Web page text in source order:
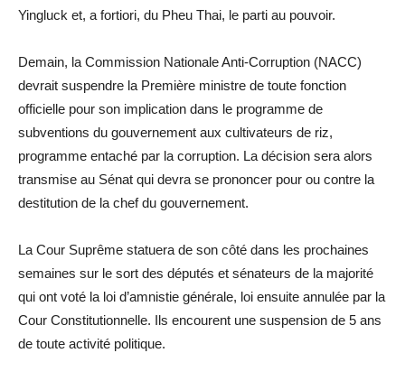
Yingluck et, a fortiori, du Pheu Thai, le parti au pouvoir.
Demain, la Commission Nationale Anti-Corruption (NACC)
devrait suspendre la Première ministre de toute fonction
officielle pour son implication dans le programme de
subventions du gouvernement aux cultivateurs de riz,
programme entaché par la corruption. La décision sera alors
transmise au Sénat qui devra se prononcer pour ou contre la
destitution de la chef du gouvernement.
La Cour Suprême statuera de son côté dans les prochaines
semaines sur le sort des députés et sénateurs de la majorité
qui ont voté la loi d’amnistie générale, loi ensuite annulée par la
Cour Constitutionnelle. Ils encourent une suspension de 5 ans
de toute activité politique.